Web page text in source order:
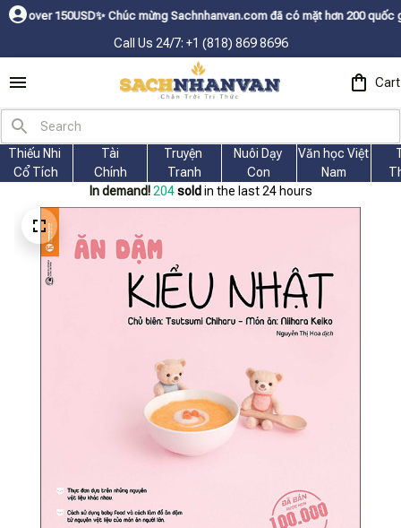
ㅤ✨Chúc mừng Sachnhanvan.com đã có mặt hơn 200 quốc gia như
Call Us 24/7: +1 (818) 869 8696
Cart
Thiếu Nhi
Cổ Tích
Tài
Chính
Truyện
Tranh
Nuôi Dạy
Con
Văn học Việt
Nam
In demand! 204 sold in the last 24 hours